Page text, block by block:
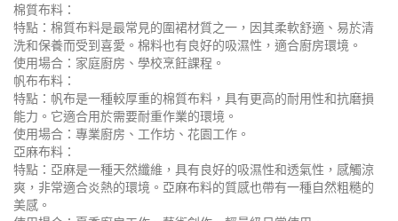
棉質布料：
特點：棉質布料是最常見的圍裙材質之一，因其柔軟舒適、易於清
洗和保養而受到喜愛。棉料也有良好的吸濕性，適合廚房環境。
使用場合：家庭廚房、學校烹飪課程。
帆布布料：
特點：帆布是一種較厚重的棉質布料，具有更高的耐用性和抗磨損
能力。它適合用於需要耐重作業的環境。
使用場合：專業廚房、工作坊、花園工作。
亞麻布料：
特點：亞麻是一種天然纖維，具有良好的吸濕性和透氣性，感觸涼
爽，非常適合炎熱的環境。亞麻布料的質感也帶有一種自然粗糙的
美感。